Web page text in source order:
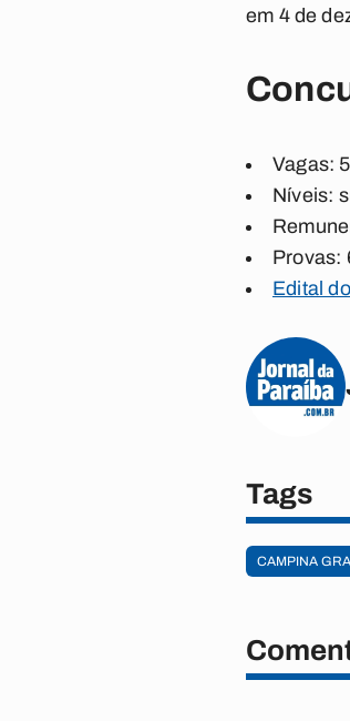
em 4 de
Vagas:
Níveis:
Provas:
Edital
Tags
CAMPINA